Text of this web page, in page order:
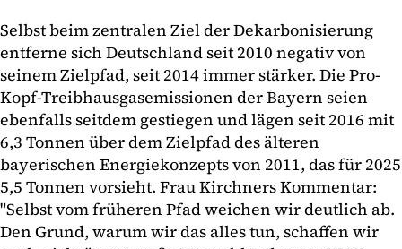
Selbst beim zentralen Ziel der Dekarbonisierung
entferne sich Deutschland seit 2010 negativ von
seinem Zielpfad, seit 2014 immer stärker. Die Pro-
Kopf-Treibhausgasemissionen der Bayern seien
ebenfalls seitdem gestiegen und lägen seit 2016 mit
6,3 Tonnen über dem Zielpfad des älteren
bayerischen Energiekonzepts von 2011, das für 2025
5,5 Tonnen vorsieht. Frau Kirchners Kommentar:
"Selbst vom früheren Pfad weichen wir deutlich ab.
Den Grund, warum wir das alles tun, schaffen wir